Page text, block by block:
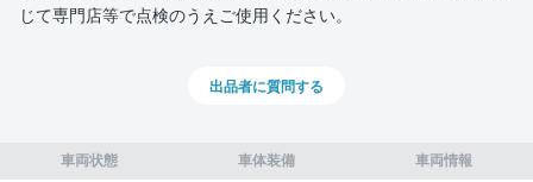
車両状態 車体装備 車両情報
じて専門店等で点検のうえご使用ください。
出品者に質問する